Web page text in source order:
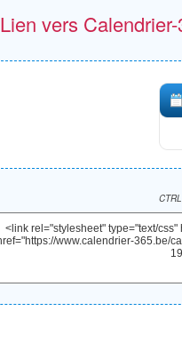
Lien vers